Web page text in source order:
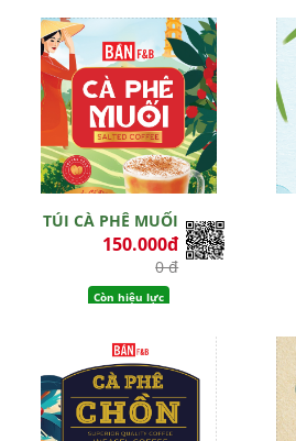
TÚI CÀ PHÊ MUỐI
150.000đ
0 đ
Còn hiệu lực